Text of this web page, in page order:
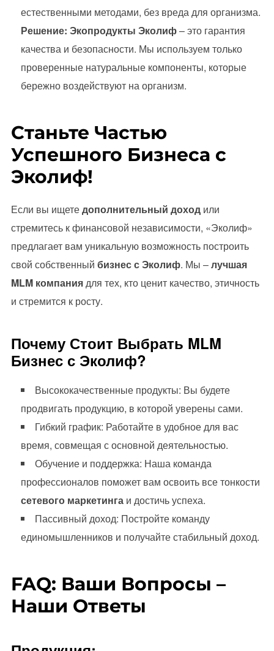
естественными методами, без вреда для организма.
Решение: Экопродукты Эколиф– это гарантия
качества и безопасности. Мы используем только
проверенные натуральные компоненты, которые
бережно воздействуют на организм.
Станьте Частью
Успешного Бизнеса с
Эколиф!
Если вы ищетедополнительный доходили
стремитесь к финансовой независимости, «Эколиф»
предлагает вам уникальную возможность построить
свой собственный бизнес с Эколиф. Мы –лучшая
MLM компаниядля тех, кто ценит качество, этичность
и стремится к росту.
Почему Стоит Выбрать MLM
Бизнес с Эколиф?
Высококачественные продукты: Вы будете
продвигать продукцию, в которой уверены сами.
Гибкий график: Работайте в удобное для вас
время, совмещая с основной деятельностью.
Обучение и поддержка: Наша команда
профессионалов поможет вам освоить все тонкости
сетевого маркетингаи достичь успеха.
Пассивный доход: Постройте команду
единомышленников и получайте стабильный доход.
FAQ: Ваши Вопросы –
Наши Ответы